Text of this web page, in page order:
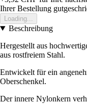
Ihrer Bestellung
Loading...
Beschreibung
Hergestellt aus
aus rostfreiem Stahl.
Entwickelt für ein
Oberschenkel.
Der innere Nylonkern